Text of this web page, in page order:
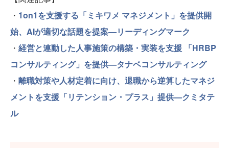
・ 1on1を支援する「ミキワメ マネジメント」を提供開
始、AIが適切な話題を提案—リーディングマーク
・ 経営と連動した人事施策の構築・実装を支援 「HRBP
コンサルティング」を提供—タナベコンサルティング
・ 離職対策や人材定着に向け、退職から逆算したマネジ
メントを支援「リテンション・プラス」提供—クミタテ
ル